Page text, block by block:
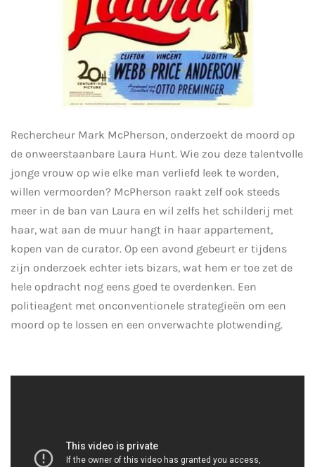
Rechercheur Mark McPherson, onderzoekt de moord op
de onweerstaanbare Laura Hunt. Wie zou deze talentvolle
jonge vrouw op wie elke man verliefd leek te worden,
willen vermoorden? McPherson raakt zelf ook steeds
meer in de ban van Laura en wil zelfs het schilderij met
haar, wat aan de muur hangt in haar appartement,
kopen van de curator. Op een avond gebeurt er tijdens
zijn onderzoek echter iets bizars, wat hem er toe zet de
hele opdracht nog eens goed te overdenken. Een
politieagent met onconventionele strategieën om een
moord op te lossen en een onverwachte plotwending.